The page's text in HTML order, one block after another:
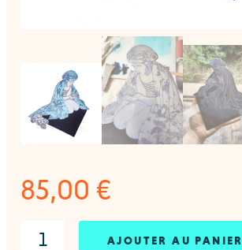
85,00 €
AJOUTER AU PANIER